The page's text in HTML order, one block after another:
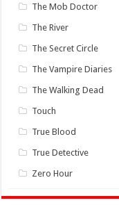
The Mob Doctor
The River
The Secret Circle
The Vampire Diaries
The Walking Dead
Touch
True Blood
True Detective
Zero Hour